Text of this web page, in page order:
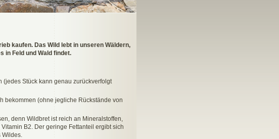
kaufen. Das Wild lebt in unseren Wäldern,
in Feld und Wald findet.
Stück kann genau zurückverfolgt
bekommen (ohne jegliche Rückstände von
denn Wildbret ist reich an Mineralstoffen,
B2. Der geringe Fettanteil ergibt sich
Wildes.